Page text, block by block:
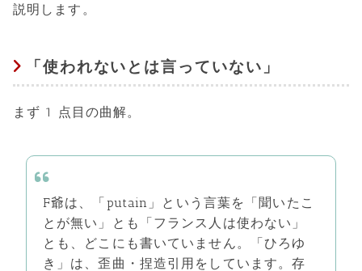
説明します。
「使われないとは言っていない」
まず 1 点目の曲解。
F爺は、「putain」という言葉を「聞いたこ
とが無い」とも「フランス人は使わない」
とも、どこにも書いていません。「ひろゆ
き」は、歪曲・捏造引用をしています。存